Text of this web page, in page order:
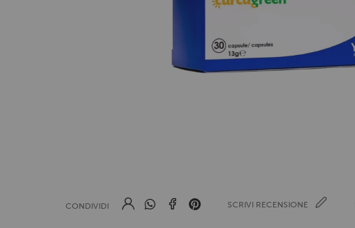
CONDIVIDI SCRIVI RECENSIONE